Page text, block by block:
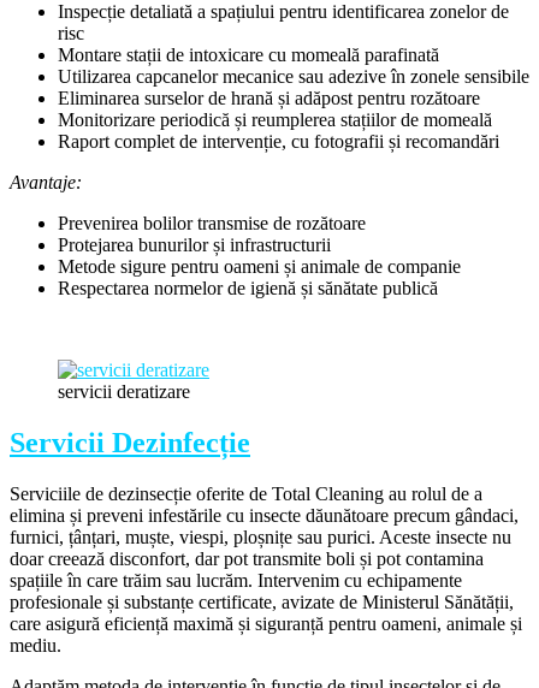
Inspecție detaliată a spațiului pentru identificarea zonelor de
risc
Montare stații de intoxicare cu momeală parafinată
Utilizarea capcanelor mecanice sau adezive în zonele sensibile
Eliminarea surselor de hrană și adăpost pentru rozătoare
Monitorizare periodică și reumplerea stațiilor de momeală
Raport complet de intervenție, cu fotografii și recomandări
Avantaje:
Prevenirea bolilor transmise de rozătoare
Protejarea bunurilor și infrastructurii
Metode sigure pentru oameni și animale de companie
Respectarea normelor de igienă și sănătate publică
servicii deratizare
Servicii Dezinfecție
Serviciile de dezinsecție oferite de Total Cleaning au rolul de a
elimina și preveni infestările cu insecte dăunătoare precum gândaci,
furnici, țânțari, muște, viespi, ploșnițe sau purici. Aceste insecte nu
doar creează disconfort, dar pot transmite boli și pot contamina
spațiile în care trăim sau lucrăm. Intervenim cu echipamente
profesionale și substanțe certificate, avizate de Ministerul Sănătății,
care asigură eficiență maximă și siguranță pentru oameni, animale și
mediu.